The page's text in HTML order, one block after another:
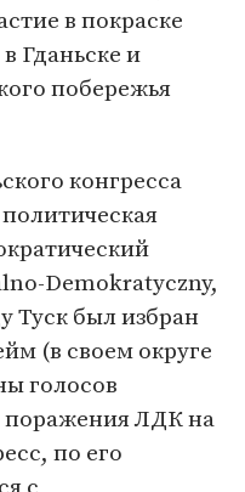
в покраске
Гданьске и
побережья
конгресса
Demokratyczny,
Туск был избран
(в своем округе
голосов
поражения ЛДК на
по его